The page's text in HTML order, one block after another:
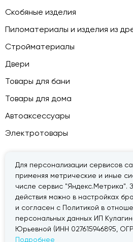
Для персонализации сервисов
применяя метрические и иные
числе сервис "Яндекс.Метрика".
действия можно в настройках
и согласен с Политикой в
персональных данных ИП
Юрьевной (ИНН 027615946895,
Подробнее
Скобяные изделия
Пиломатериалы и изделия из
Стройматериалы
Двери
Товары для бани
Товары для дома
Автоаксессуары
Электротовары
© 2026 — «Дачник».Правовая